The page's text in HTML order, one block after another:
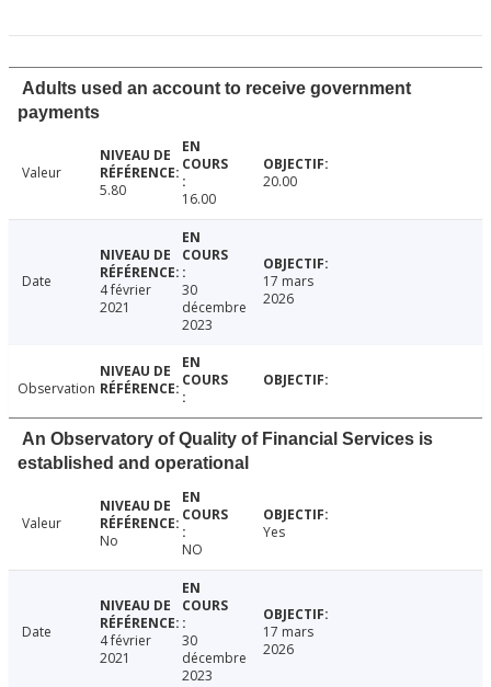
Adults used an account to receive government
payments
Valeur
5.80
16.00
20.00
Date
4 février
2021
30
décembre
2023
17 mars
2026
Observation
An Observatory of Quality of Financial Services is
established and operational
Valeur
No
NO
Yes
Date
4 février
2021
30
décembre
2023
17 mars
2026